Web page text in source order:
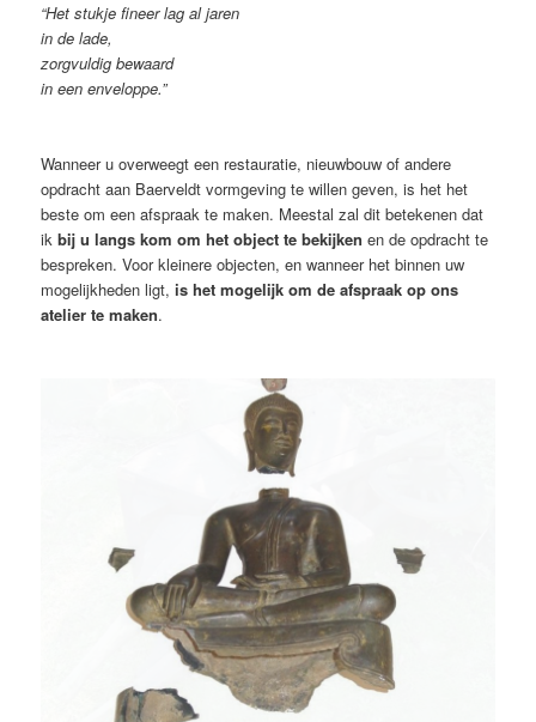
“Het stukje fineer lag al jaren
in de lade,
zorgvuldig bewaard
in een enveloppe.”
Wanneer u overweegt een restauratie, nieuwbouw of andere
opdracht aan Baerveldt vormgeving te willen geven, is het het
beste om een afspraak te maken. Meestal zal dit betekenen dat
ikbij u langs kom om het object te bekijken en de opdracht te
bespreken. Voor kleinere objecten, en wanneer het binnen uw
mogelijkheden ligt,is het mogelijk om de afspraak op ons
atelier te maken.